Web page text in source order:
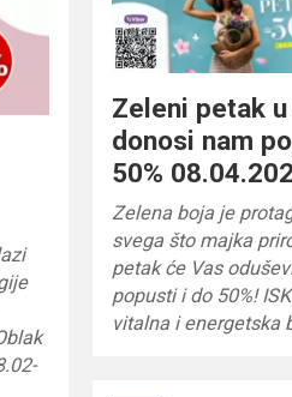
Zeleni petak
donosi nam
50%
Zelena boja je
svega što majka
petak će Vas
popusti i do 50%!
vitalna i energetska